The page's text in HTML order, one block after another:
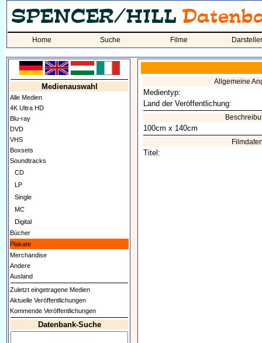
Home Suche Filme Darsteller
Medienauswahl
Alle Medien
4K Ultra HD
Blu-ray
DVD
VHS
Boxsets
Soundtracks
CD
LP
Single
MC
Digital
Bücher
Plakate
Merchandise
Andere
Ausland
Zuletzt eingetragene Medien
Aktuelle Veröffentlichungen
Kommende Veröffentlichungen
Datenbank-Suche
Allgemeine
Medientyp:
Land der Veröffentlichung:
100cm x 140cm
Titel: